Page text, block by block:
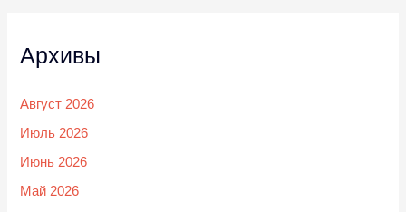
Архивы
Август 2026
Июль 2026
Июнь 2026
Май 2026